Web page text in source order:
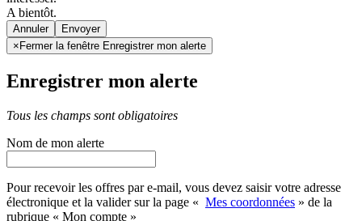
A bientôt.
Annuler
× Fermer la fenêtre Enregistrer mon alerte
Enregistrer mon alerte
Tous les champs sont obligatoires
Nom de mon alerte
Pour recevoir les offres par e-mail, vous devez saisir votre adresse
électronique et la valider sur la page « Mes coordonnées » de la
rubrique « Mon compte »